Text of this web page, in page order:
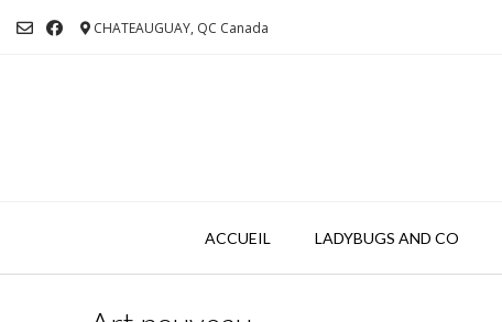
CHATEAUGUAY, QC Canada
ACCUEIL LADYBUGS AND CO